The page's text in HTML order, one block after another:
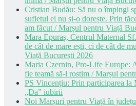
Cristian Budău: Să nu o împingi
sufletul ei nu și-o dorește. Prin
am făcut / Marșul pentru Viață
Mara Epuraș, Centrul Maternal
de cât de mare ești, ci de cât de
Viață București 2026
Maria Czernin, Pro-Life Europe:
fie teamă să-l rostim / Marșul
PS Vincențiu: Prin participarea la
„Da” iubirii
Noi Marșuri pentru Viață în